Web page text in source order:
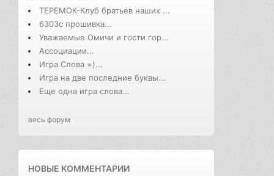
ТЕРЕМОК-Клуб братьев наших ...
6303с прошивка...
Уважаемые Омичи и гости гор...
Ассоциации...
Игра Слова =)...
Игра на две последние буквы...
Еще одна игра слова...
весь форум
НОВЫЕ КОММЕНТАРИИ